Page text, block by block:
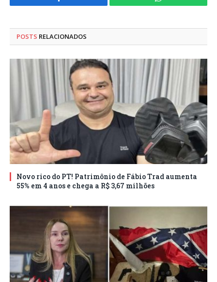
Facebook WhatsApp
POSTS RELACIONADOS
Novo rico do PT! Patrimônio de Fábio Trad aumenta
55% em 4 anos e chega a R$ 3,67 milhões